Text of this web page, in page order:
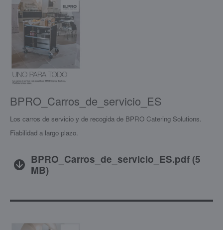
BPRO_Carros_de_servicio_ES
Los carros de servicio y de recogida de BPRO Catering Solutions.
Fiabilidad a largo plazo.
BPRO_Carros_de_servicio_ES.pdf(5
MB)